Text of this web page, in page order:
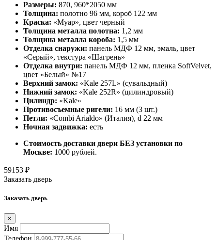
Размеры: 870, 960*2050 мм
Толщина: полотно 96 мм, короб 122 мм
Краска: «Муар», цвет черный
Толщина металла полотна: 1,2 мм
Толщина металла короба: 1,5 мм
Отделка снаружи: панель МДФ 12 мм, эмаль, цвет
«Серый», текстура «Шагрень»
Отделка внутри: панель МДФ 12 мм, пленка SoftVelvet,
цвет «Белый» №17
Верхний замок: «Kale 257L» (сувальдный)
Нижний замок: «Kale 252R» (цилиндровый)
Цилиндр: «Kale»
Противосъемные ригели: 16 мм (3 шт.)
Петли: «Combi Arialdo» (Италия), d 22 мм
Ночная задвижка: есть
Стоимость доставки двери БЕЗ установки по
Москве: 1000 рублей.
59153 ₽
Заказать дверь
Заказать дверь
×
Имя
Телефон